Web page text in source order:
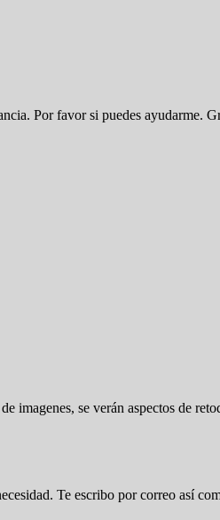
Por favor si puedes ayudarme.
se verán aspectos de
Te escribo por correo así